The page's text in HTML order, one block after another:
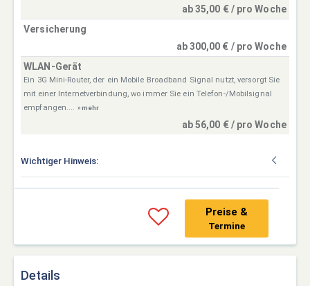
ab 35,00 € / pro Woche
Versicherung
ab 300,00 € / pro Woche
WLAN-Gerät
Ein 3G Mini-Router, der ein Mobile Broadband Signal nutzt, versorgt Sie
mit einer Internetverbindung, wo immer Sie ein Telefon-/Mobilsignal
empfangen.... » mehr
ab 56,00 € / pro Woche
Wichtiger Hinweis:
Preise &
Termine
Details